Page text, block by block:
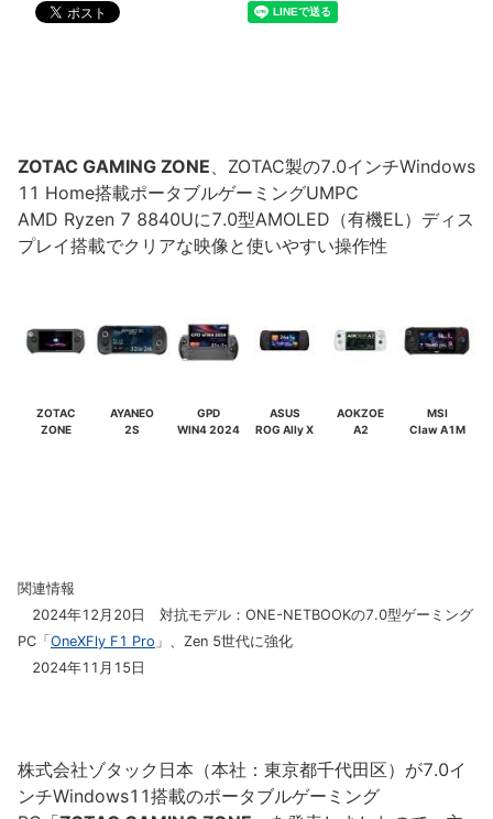
ZOTAC GAMING ZONE、ZOTAC製の7.0インチWindows
11 Home搭載ポータブルゲーミングUMPC
AMD Ryzen 7 8840Uに7.0型AMOLED（有機EL）ディス
プレイ搭載でクリアな映像と使いやすい操作性
ZOTAC
ZONE
AYANEO
2S
GPD
WIN4 2024
ASUS
ROG Ally X
AOKZOE
A2
MSI
Claw A1M
関連情報
2024年12月20日 対抗モデル：ONE-NETBOOKの7.0型ゲーミング
PC「 OneXFly F1 Pro 」、Zen 5世代に強化
2024年11月15日
株式会社ゾタック日本（本社：東京都千代田区）が7.0イ
ンチWindows11搭載のポータブルゲーミング